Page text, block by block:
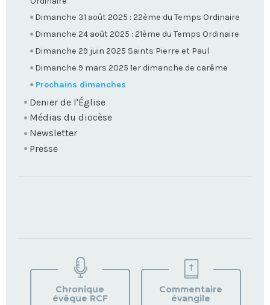
Dimanche 31 août 2025 : 22ème du Temps Ordinaire
Dimanche 24 août 2025 : 21ème du Temps Ordinaire
Dimanche 29 juin 2025 Saints Pierre et Paul
Dimanche 9 mars 2025 1er dimanche de carême
Prochains dimanches
Denier de l'Église
Médias du diocèse
Newsletter
Presse
VOTRE
PAROISSE
Chronique
évêque RCF
Commentaire
évangile